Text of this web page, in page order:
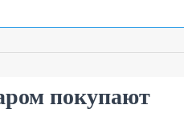
покупают